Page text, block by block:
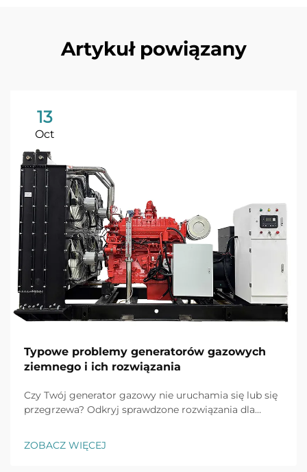
Artykuł powiązany
13
Oct
Typowe problemy generatorów gazowych
ziemnego i ich rozwiązania
Czy Twój generator gazowy nie uruchamia się lub się
przegrzewa? Odkryj sprawdzone rozwiązania dla
Zapobiegaj przestojom już teraz.
ZOBACZ WIĘCEJ